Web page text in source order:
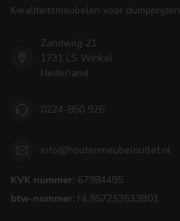
Kwaliteitsmeubelen voor dumpprijzen
Zandwilg 21
1731 LS Winkel
Nederland
0224-850 926
info@houtenmeubeloutlet.nl
KVK nummer: 67984495
btw-nummer: NL857253633B01